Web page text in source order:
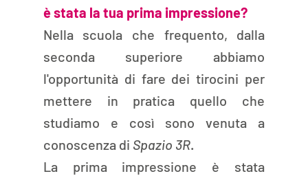
è stata la tua prima impressione?
Nella scuola che frequento, dalla
seconda superiore abbiamo
l'opportunità di fare dei tirocini per
mettere in pratica quello che
studiamo e così sono venuta a
conoscenza di Spazio 3R.
La prima impressione è stata